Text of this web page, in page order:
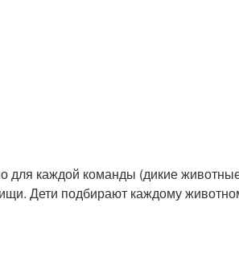
для каждой команды (дикие
Дети подбирают каждому